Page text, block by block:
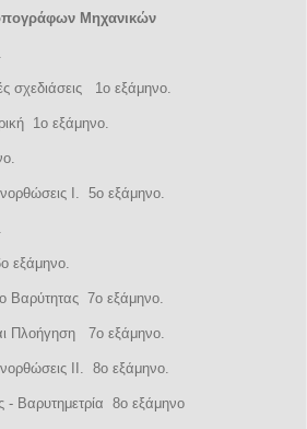
Μηχανικών
σχεδιάσεις 1ο εξάμηνο.
1ο εξάμηνο.
Ι. 5ο εξάμηνο.
εξάμηνο.
Βαρύτητας 7ο εξάμηνο.
Πλοήγηση 7ο εξάμηνο.
ΙΙ. 8ο εξάμηνο.
- Βαρυτημετρία 8ο εξάμηνο